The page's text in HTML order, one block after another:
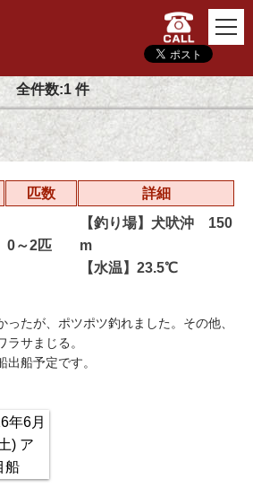
全件数:1 件
匹数 詳細
0～2匹
【釣り場】犬吠沖 150
m
【水温】23.5℃
たが、ポツポツ釣れました。その他、
サまじる。
船予定です。